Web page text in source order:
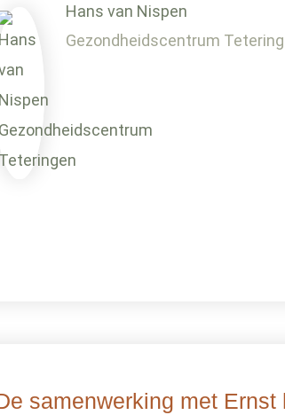
Hans van Nispen
Gezondheidscentrum
samenwerking met Ernst